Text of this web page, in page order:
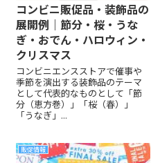
コンビニ販促品・装飾品の
展開例｜節分・桜・うな
ぎ・おでん・ハロウィン・
クリスマス
コンビニエンスストアで催事や
季節を演出する装飾品のテーマ
として代表的なものとして「節
分（恵方巻）」「桜（春）」
「うなぎ」...
販促情報